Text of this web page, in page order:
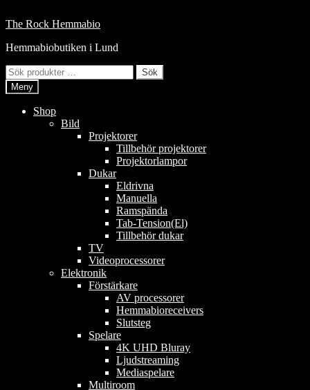
till
Hoppa
navigering
Hoppa
innehåll
The Rock Hemmabio
Hemmabiobutiken i Lund
Sök
efter:
Sök
Meny
Shop
Bild
Projektorer
Tillbehör projektorer
Projektorlampor
Dukar
Eldrivna
Manuella
Ramspända
Tab-Tension(El)
Tillbehör dukar
TV
Videoprocessorer
Elektronik
Förstärkare
AV processorer
Hemmabioreceivers
Slutsteg
Spelare
4K UHD Bluray
Ljudstreaming
Mediaspelare
Multiroom